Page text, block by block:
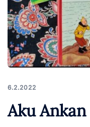
6.2.2022
Aku